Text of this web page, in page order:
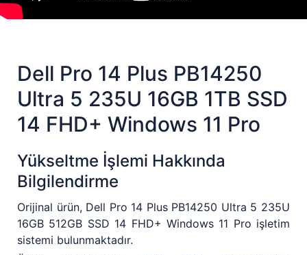
Dell Pro 14 Plus PB14250
Ultra 5 235U 16GB 1TB SSD
14 FHD+ Windows 11 Pro
Yükseltme İşlemi Hakkında
Bilgilendirme
Orijinal ürün, Dell Pro 14 Plus PB14250 Ultra 5 235U
16GB 512GB SSD 14 FHD+ Windows 11 Pro işletim
sistemi bulunmaktadır.